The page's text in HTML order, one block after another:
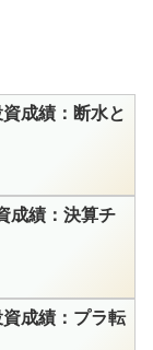
成績：断水と
成績：決算チ
成績：プラ転